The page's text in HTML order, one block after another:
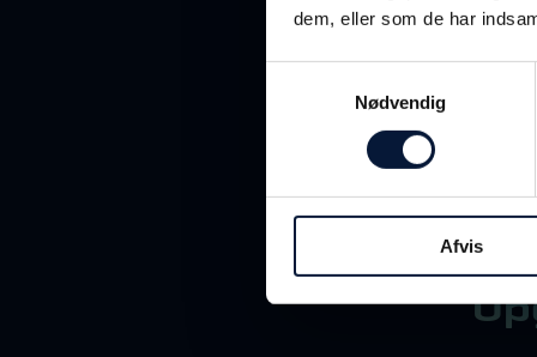
dem, eller som de har
Nødvendig
Afvis